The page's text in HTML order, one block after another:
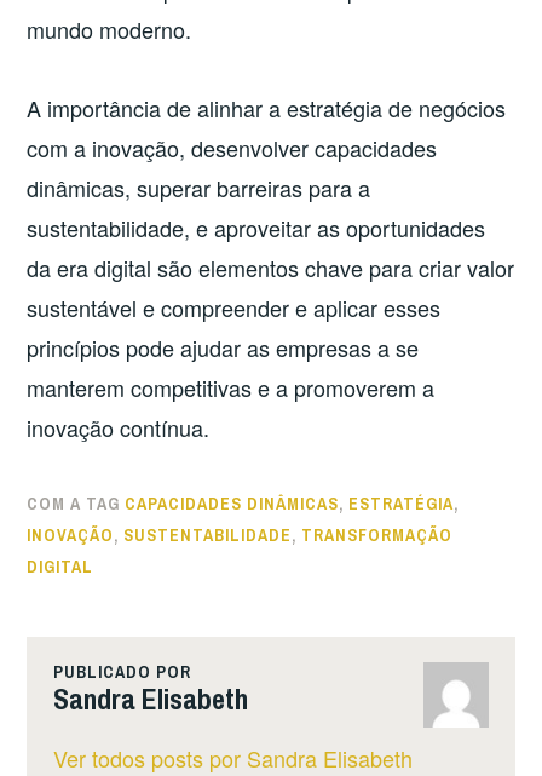
mundo moderno.
A importância de alinhar a estratégia de negócios
com a inovação, desenvolver capacidades
dinâmicas, superar barreiras para a
sustentabilidade, e aproveitar as oportunidades
da era digital são elementos chave para criar valor
sustentável e compreender e aplicar esses
princípios pode ajudar as empresas a se
manterem competitivas e a promoverem a
inovação contínua.
COM A TAG CAPACIDADES DINÂMICAS, ESTRATÉGIA,
INOVAÇÃO, SUSTENTABILIDADE, TRANSFORMAÇÃO
DIGITAL
PUBLICADO POR
Sandra Elisabeth
Ver todos posts por Sandra Elisabeth